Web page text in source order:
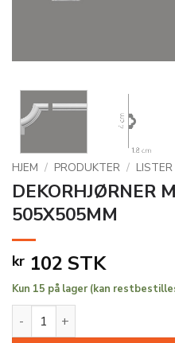
HJEM / PRODUKTER / LISTER
DEKORHJØRNER
505X505MM
kr 102 STK
Kun 15 på lager (kan
DEKORHJØRNER MD002-